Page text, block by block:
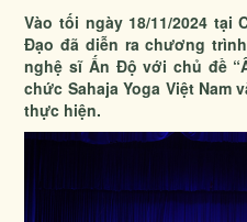
Vào tối ngày 18/11/2024 tại
Đạo đã diễn ra chương
nghệ sĩ Ấn Độ với chủ đề
chức Sahaja Yoga Việt Nam
thực hiện.